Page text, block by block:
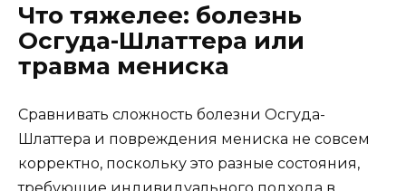
Что тяжелее: болезнь
Осгуда-Шлаттера или
травма мениска
Сравнивать сложность болезни Осгуда-
Шлаттера и повреждения мениска не совсем
корректно, поскольку это разные состояния,